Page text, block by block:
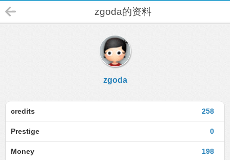
zgoda的资料
zgoda
258
credits
0
Prestige
198
Money